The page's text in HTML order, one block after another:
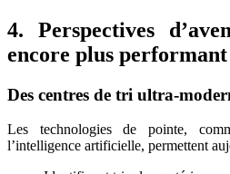
4. Perspectives
encore plus performant
Des centres de tri ultra-
Les technologies de pointe,
l’intelligence artificielle, permettent